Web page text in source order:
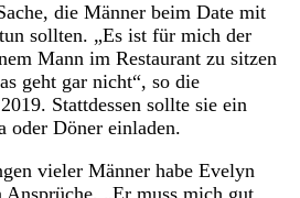
die Männer beim Date mit
sollten. „Es ist für mich der
Mann im Restaurant zu sitzen
geht gar nicht“, so die
Stattdessen sollte sie ein
oder Döner einladen.
vieler Männer habe Evelyn